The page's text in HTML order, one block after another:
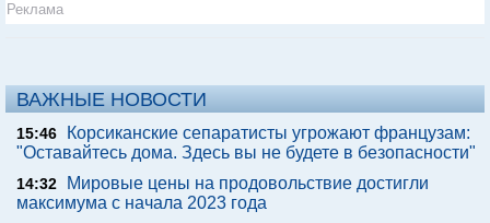
Реклама
ВАЖНЫЕ НОВОСТИ
15:46
Корсиканские сепаратисты угрожают французам:
"Оставайтесь дома. Здесь вы не будете в безопасности"
14:32
Мировые цены на продовольствие достигли
максимума с начала 2023 года